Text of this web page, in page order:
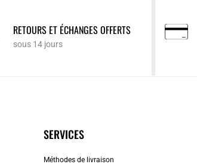
RETOURS ET ÉCHANGES OFFERTS
sous 14 jours
SERVICES
Méthodes de livraison